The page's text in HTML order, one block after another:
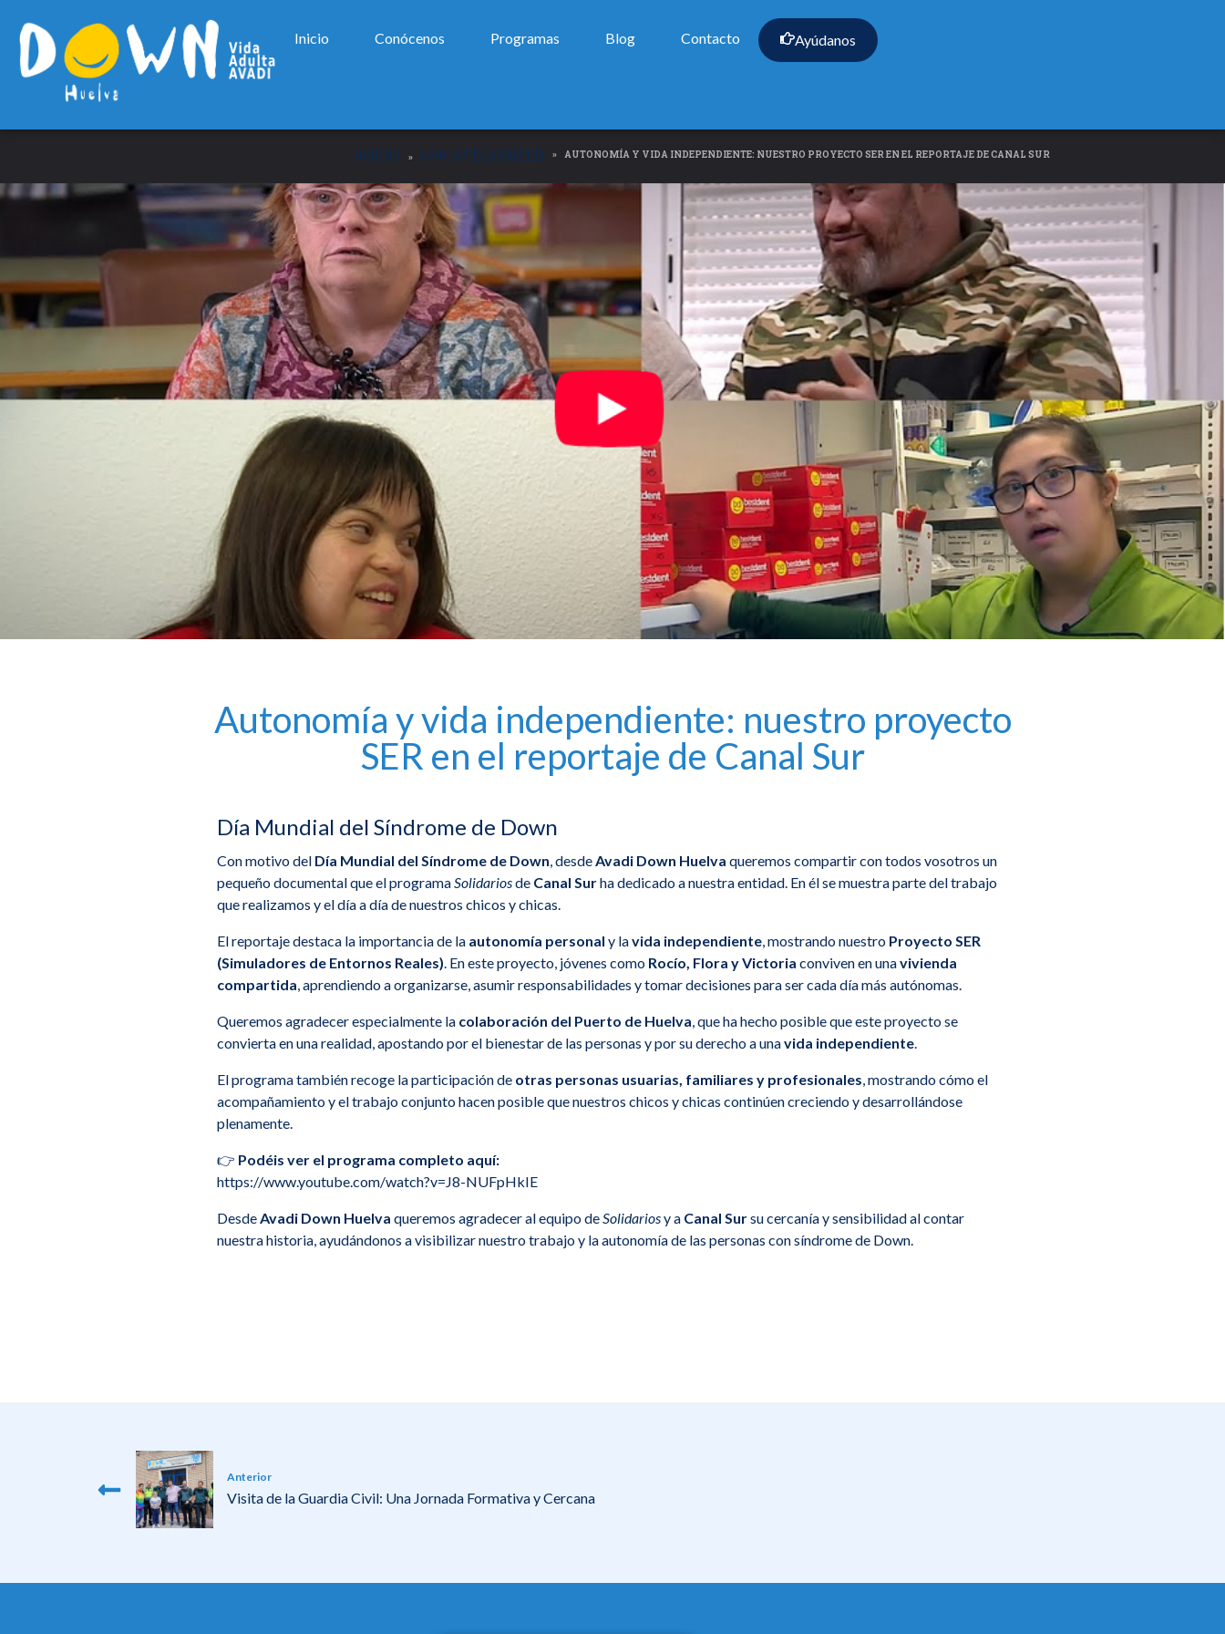
Inicio Conócenos Programas Blog Contacto Ayúdanos
INICIO UNCATEGORIZED AUTONOMÍA Y VIDA INDEPENDIENTE: NUESTRO PROYECTO SER EN EL REPORTAJE DE CANAL SUR
Autonomía y vida independiente: nuestro proyecto
SER en el reportaje de Canal Sur
Día Mundial del Síndrome de Down
Con motivo del Día Mundial del Síndrome de Down, desdeAvadi Down Huelva queremos compartir con todos vosotros un
pequeño documental que el programaSolidariosde Canal Surha dedicado a nuestra entidad. En él se muestra parte del trabajo
que realizamos y el día a día de nuestros chicos y chicas.
El reportaje destaca la importancia de la autonomía personal y lavida independiente, mostrando nuestro Proyecto SER
(Simuladores de Entornos Reales). En este proyecto, jóvenes como Rocío, Flora y Victoria conviven en unavivienda
compartida, aprendiendo a organizarse, asumir responsabilidades y tomar decisiones para ser cada día más autónomas.
Queremos agradecer especialmente la colaboración del Puerto de Huelva, que ha hecho posible que este proyecto se
convierta en una realidad, apostando por el bienestar de las personas y por su derecho a unavida independiente.
El programa también recoge la participación de otras personas usuarias, familiares y profesionales, mostrando cómo el
acompañamiento y el trabajo conjunto hacen posible que nuestros chicos y chicas continúen creciendo y desarrollándose
plenamente.
👉 Podéis ver el programa completo aquí:
https://www.youtube.com/watch?v=J8-NUFpHkIE
DesdeAvadi Down Huelva queremos agradecer al equipo deSolidariosy a Canal Sursu cercanía y sensibilidad al contar
nuestra historia, ayudándonos a visibilizar nuestro trabajo y la autonomía de las personas con síndrome de Down.
Anterior
Visita de la Guardia Civil: Una Jornada Formativa y Cercana